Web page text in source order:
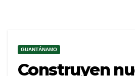
GUANTÁNAMO
Construyen